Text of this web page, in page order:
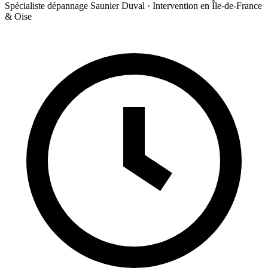
Spécialiste dépannage Saunier Duval · Intervention en Île-de-France
& Oise